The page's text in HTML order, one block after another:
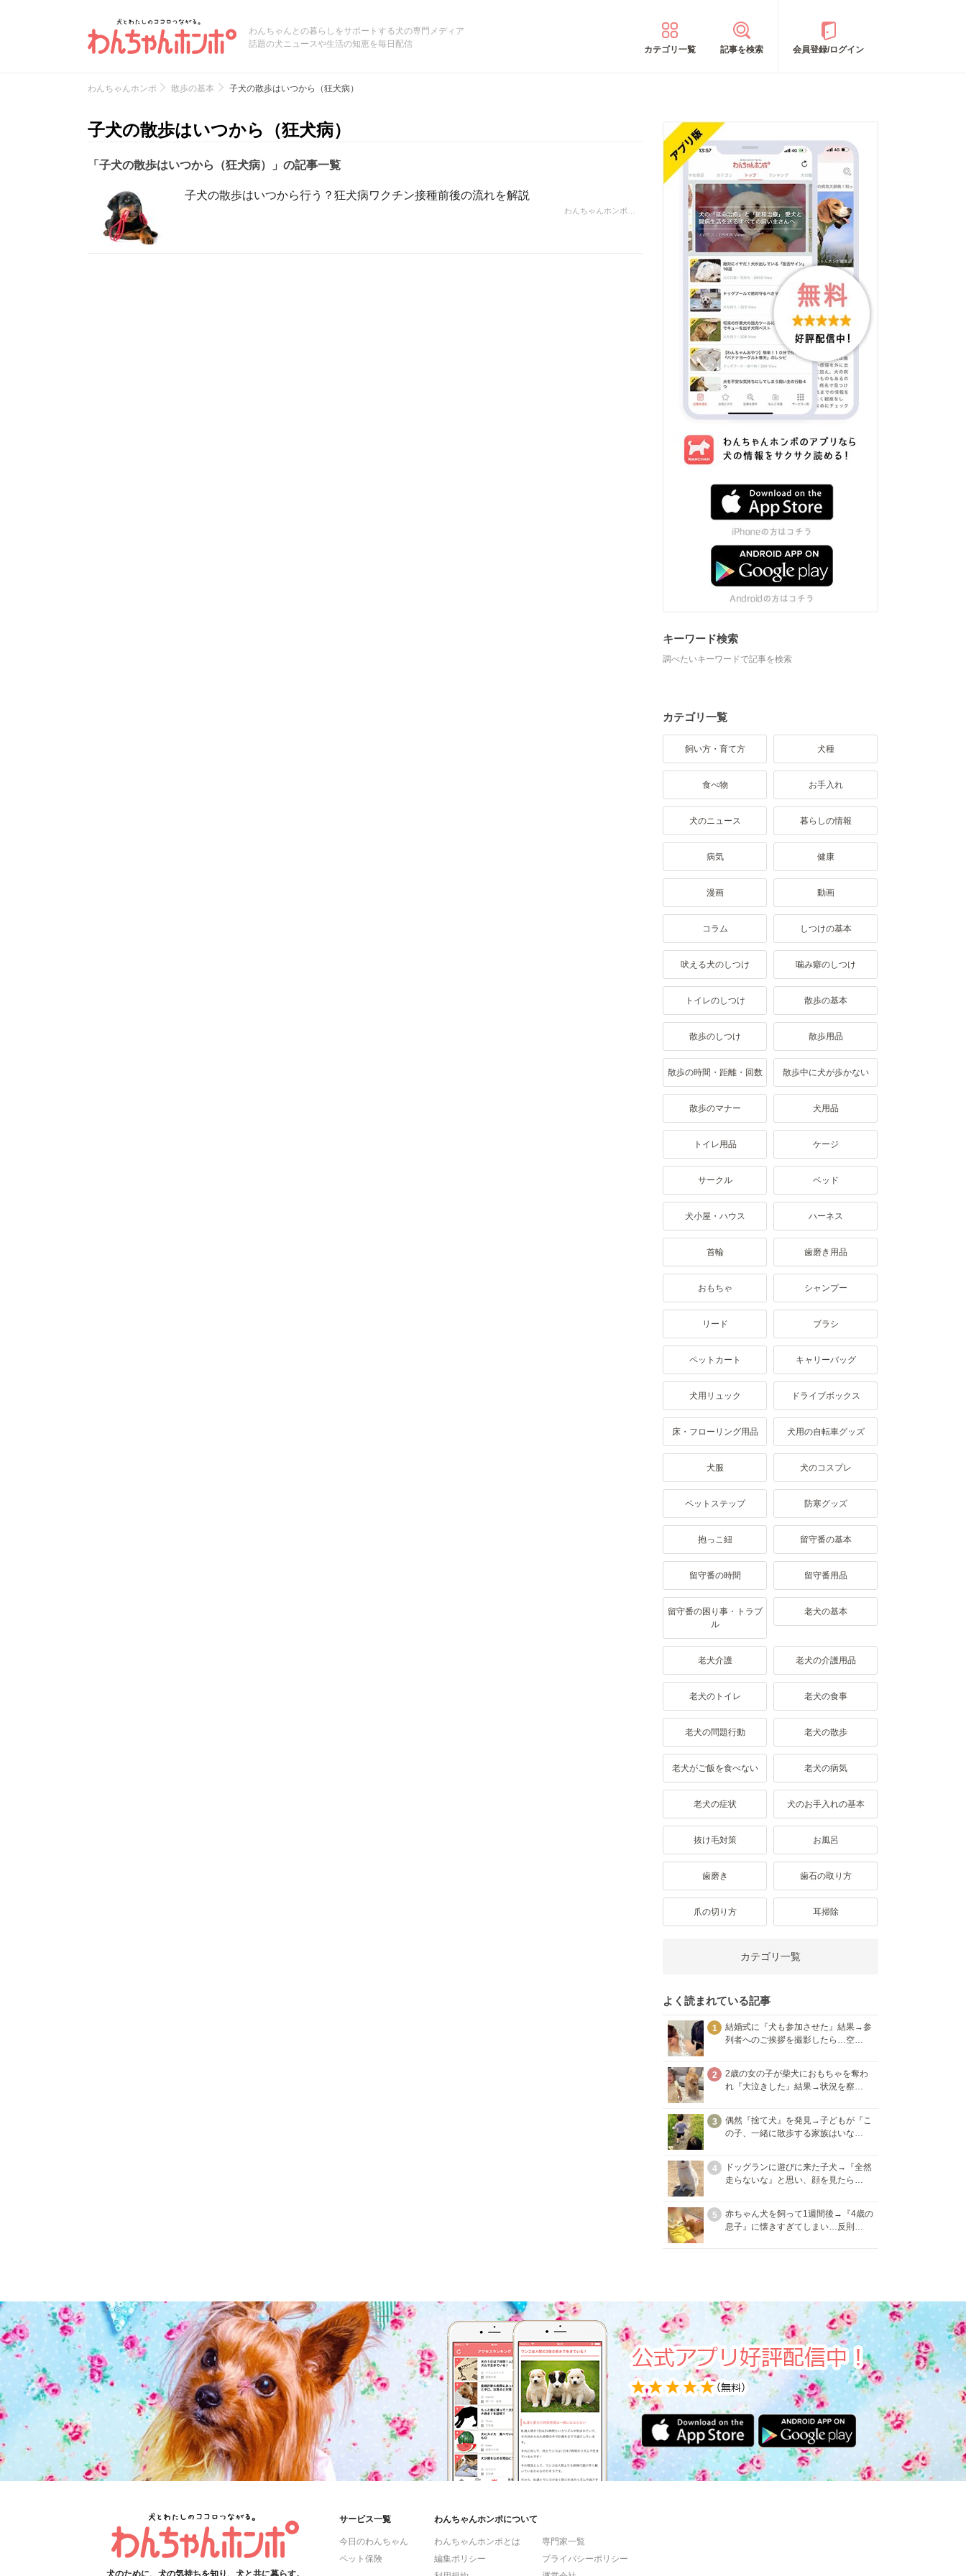
わんちゃんとの暮らしをサポートする犬の専門メディア
話題の犬ニュースや生活の知恵を毎日配信
カテゴリ一覧 記事を検索 会員登録/ログイン
わんちゃんホンポ 散歩の基本 子犬の散歩はいつから（狂犬病）
子犬の散歩はいつから（狂犬病）
「子犬の散歩はいつから（狂犬病）」の記事一覧
子犬の散歩はいつから行う？狂犬病ワクチン接種前後の流れを解説
わんちゃんホンポ…
キーワード検索
調べたいキーワードで記事を検索
カテゴリ一覧
飼い方・育て方 犬種
食べ物 お手入れ
犬のニュース 暮らしの情報
病気 健康
漫画 動画
コラム しつけの基本
吠える犬のしつけ 噛み癖のしつけ
トイレのしつけ 散歩の基本
散歩のしつけ 散歩用品
散歩の時間・距離・回数 散歩中に犬が歩かない
散歩のマナー 犬用品
トイレ用品 ケージ
サークル ベッド
犬小屋・ハウス ハーネス
首輪 歯磨き用品
おもちゃ シャンプー
リード ブラシ
ペットカート キャリーバッグ
犬用リュック ドライブボックス
床・フローリング用品 犬用の自転車グッズ
犬服 犬のコスプレ
ペットステップ 防寒グッズ
抱っこ紐 留守番の基本
留守番の時間 留守番用品
留守番の困り事・トラブ
ル
老犬の基本
老犬介護 老犬の介護用品
老犬のトイレ 老犬の食事
老犬の問題行動 老犬の散歩
老犬がご飯を食べない 老犬の病気
老犬の症状 犬のお手入れの基本
抜け毛対策 お風呂
歯磨き 歯石の取り方
爪の切り方 耳掃除
カテゴリ一覧
よく読まれている記事
1
結婚式に『犬も参加させた』結果→参
列者へのご挨拶を撮影したら…空…
2
2歳の女の子が柴犬におもちゃを奪わ
れ『大泣きした』結果→状況を察…
3
偶然『捨て犬』を発見→子どもが『こ
の子、一緒に散歩する家族はいな…
4
ドッグランに遊びに来た子犬→『全然
走らないな』と思い、顔を見たら…
5
赤ちゃん犬を飼って1週間後→『4歳の
息子』に懐きすぎてしまい…反則…
サービス一覧
今日のわんちゃん
ペット保険
わんちゃんホンポについて
わんちゃんホンポとは
編集ポリシー
専門家一覧
プライバシーポリシー
犬のために、犬の気持ちを知り、犬と共に暮らす。